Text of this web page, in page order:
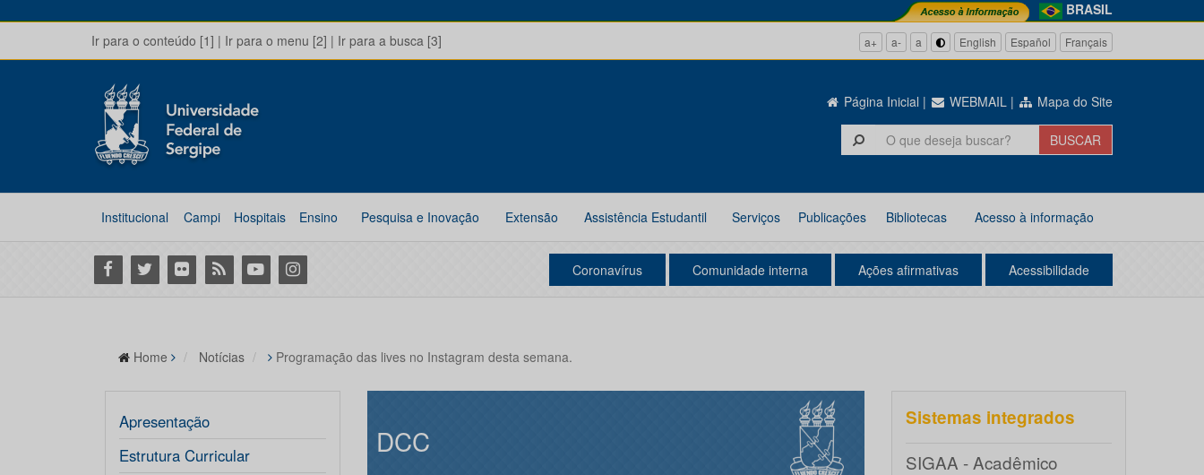
BRASIL
Ir para o conteúdo [1] | Ir para o menu [2] | Ir para a busca [3] a+ a- a English Español Français
Página Inicial | WEBMAIL | Mapa do Site
Institucional Campi Hospitais Ensino Pesquisa e Inovação Extensão Assistência Estudantil Serviços Publicações Bibliotecas Acesso à informação
Facebook
Twitter Flickr RSS YoutubeInstagram Coronavírus Comunidade interna Ações afirmativas Acessibilidade
Home Notícias Programação das lives no Instagram desta semana.
Apresentação
Estrutura Curricular
DCC
Sistemas integrados
SIGAA - Acadêmico